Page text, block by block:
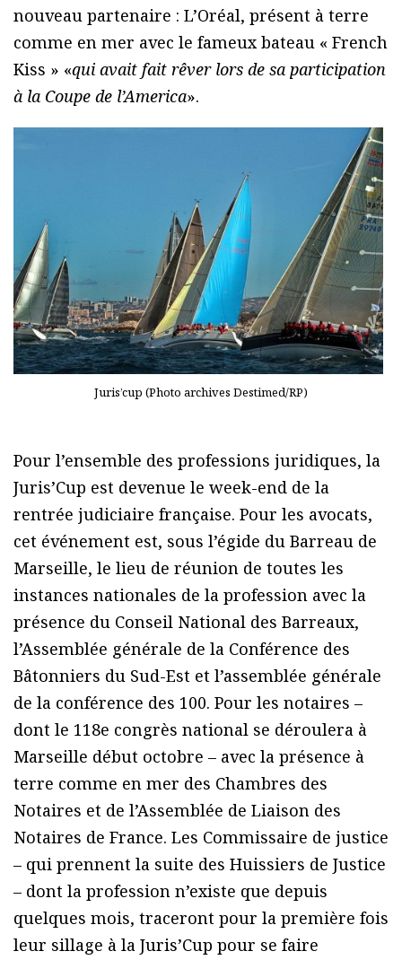
nouveau partenaire : L’Oréal, présent à terre
comme en mer avec le fameux bateau « French
Kiss » «qui avait fait rêver lors de sa participation
à la Coupe de l’America».
Juris’cup (Photo archives Destimed/RP)
Pour l’ensemble des professions juridiques, la
Juris’Cup est devenue le week-end de la
rentrée judiciaire française. Pour les avocats,
cet événement est, sous l’égide du Barreau de
Marseille, le lieu de réunion de toutes les
instances nationales de la profession avec la
présence du Conseil National des Barreaux,
l’Assemblée générale de la Conférence des
Bâtonniers du Sud-Est et l’assemblée générale
de la conférence des 100. Pour les notaires –
dont le 118e congrès national se déroulera à
Marseille début octobre – avec la présence à
terre comme en mer des Chambres des
Notaires et de l’Assemblée de Liaison des
Notaires de France. Les Commissaire de justice
– qui prennent la suite des Huissiers de Justice
– dont la profession n’existe que depuis
quelques mois, traceront pour la première fois
leur sillage à la Juris’Cup pour se faire